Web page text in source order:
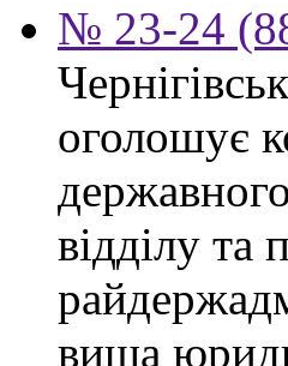
№ 23-24
оголошує
відділу та
вища